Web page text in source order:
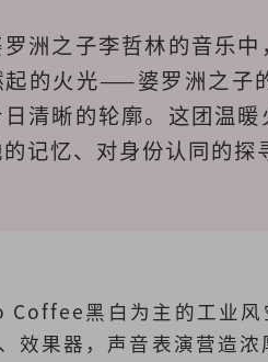
洲之子李哲林的音乐
起的火光——婆罗洲之子
清晰的轮廓。这团温
记忆、对身份认同的探
Coffee黑白为主的工业风
效果器，声音表演营造